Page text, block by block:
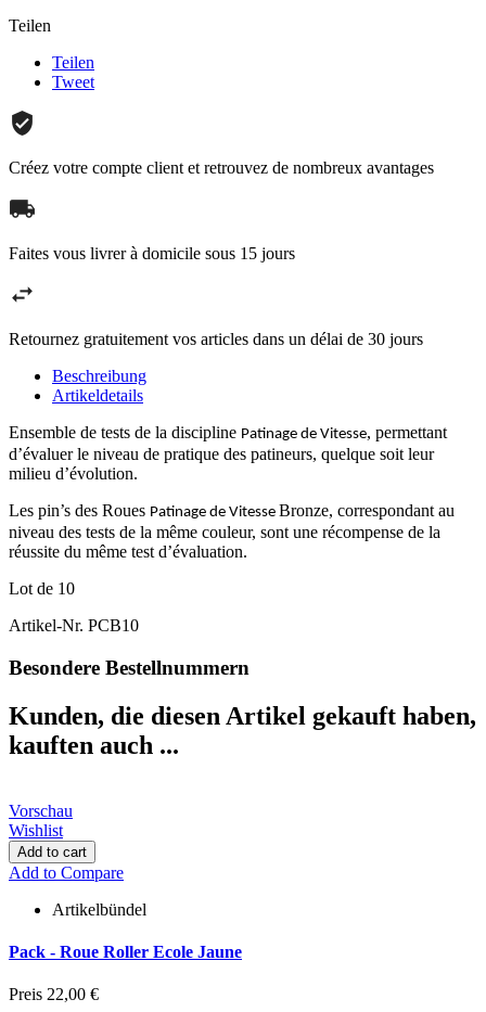
Teilen
Teilen
Tweet
Créez votre compte client et retrouvez de nombreux avantages
Faites vous livrer à domicile sous 15 jours
Retournez gratuitement vos articles dans un délai de 30 jours
Beschreibung
Artikeldetails
Ensemble de tests de la discipline Patinage de Vitesse, permettant
d’évaluer le niveau de pratique des patineurs, quelque soit leur
milieu d’évolution.
Les pin’s des Roues Patinage de Vitesse Bronze, correspondant au
niveau des tests de la même couleur, sont une récompense de la
réussite du même test d’évaluation.
Lot de 10
Artikel-Nr. PCB10
Besondere Bestellnummern
Kunden, die diesen Artikel gekauft haben,
kauften auch ...
Vorschau
Wishlist
Add to cart
Add to Compare
Artikelbündel
Pack - Roue Roller Ecole Jaune
Preis 22,00 €